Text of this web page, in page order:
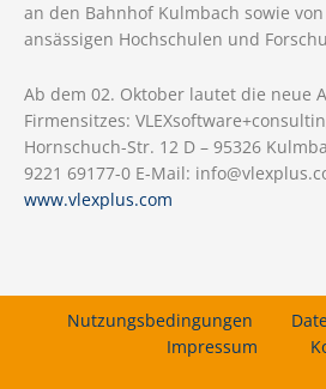
an den Bahnhof Kulmbach sowie
ansässigen Hochschulen und
Ab dem 02. Oktober lautet die neue
Firmensitzes:
Hornschuch-Str. 12 D – 95326
9221 69177-0 E-Mail:
www.vlexplus.com
Nutzungsbedingungen
Impressum